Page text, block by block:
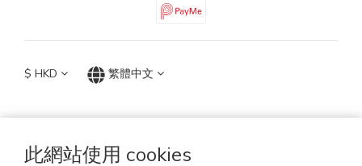
此網站使用 cookies
$ HKD 繁體中文
TOP ACCESSORIES GROUP